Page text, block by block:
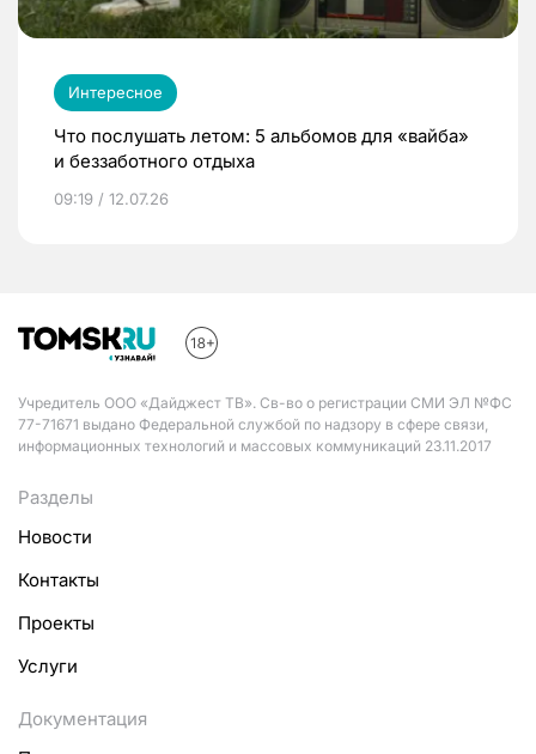
Интересное
Что послушать летом: 5 альбомов для «вайба»
и беззаботного отдыха
09:19 / 12.07.26
Учредитель ООО «Дайджест ТВ». Св-во о регистрации СМИ ЭЛ №ФС
77-71671 выдано Федеральной службой по надзору в сфере связи,
информационных технологий и массовых коммуникаций 23.11.2017
Разделы
Новости
Контакты
Проекты
Услуги
Документация